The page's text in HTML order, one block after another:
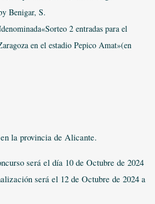
Benigar, S.
2 entradas para el
en el estadio Pepico Amat»(en
la provincia de Alicante.
será el día 10 de Octubre de 2024
será el 12 de Octubre de 2024 a